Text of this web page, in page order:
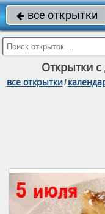
 все открытки
Открытки
все открытки/